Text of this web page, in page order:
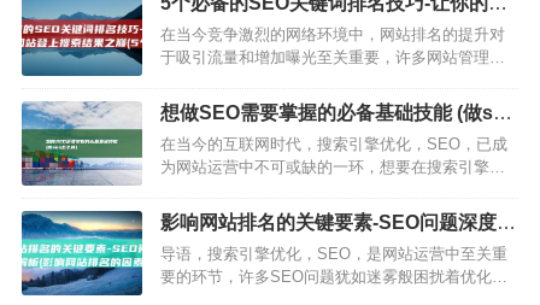
既保住单子，又不损…
站登上搜索结果之巅 (5个必备的处刑者技
能)
在当今竞争激烈的网络环境中，网站排名的提升对
于吸引流量和增加曝光至关重要，许多网站管理员
这可能是由于他们在关键词排名方面的策略不够有
效，在本文中，我们将分享…
想做SEO需要掌握的必备基础技能 (做seo
怎么样)
在当今的互联网时代，搜索引擎优化，SEO，已成
为网站运营中不可或缺的一环，想要在搜索引擎上
定的SEO基础技能，了解搜索引擎的工作原理搜索
引擎，如Google…
影响网站排名的关键要素-SEO问题深度解
析 (影响网站排名的因素有哪些)
导语，搜索引擎优化，SEO，是网站运营中至关重
要的环节，许多SEO问题犹如迷雾般困扰着优化师